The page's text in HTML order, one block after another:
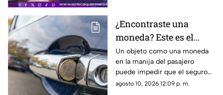
¿Encontraste una
moneda? Este es el
truco que busca
vulnerar a las personas
en la calle
Un objeto como una moneda
en la manija del pasajero
puede impedir que el seguro
eléctrico cierre de forma
agosto 10, 2026 12:09 p. m.